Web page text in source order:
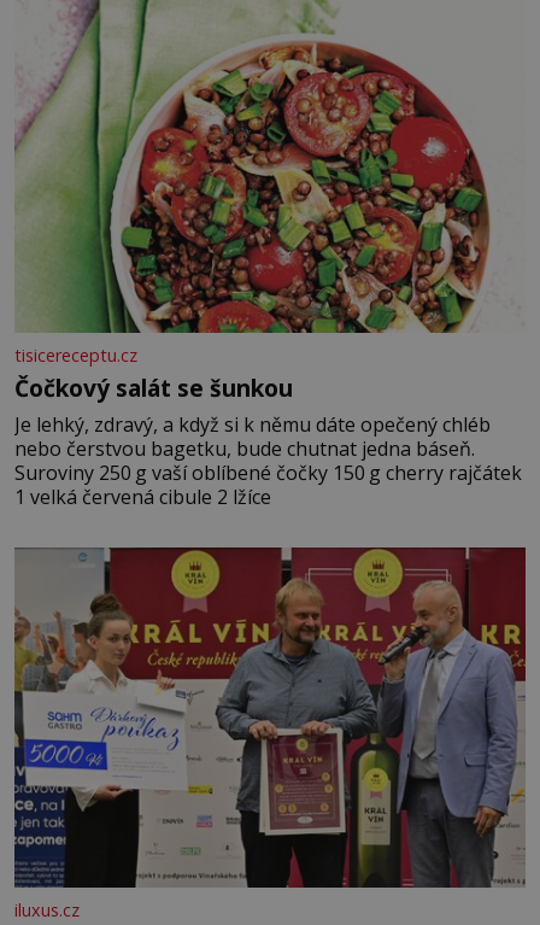
tisicereceptu.cz
Čočkový salát se šunkou
Je lehký, zdravý, a když si k němu dáte opečený chléb
nebo čerstvou bagetku, bude chutnat jedna báseň.
Suroviny 250 g vaší oblíbené čočky 150 g cherry rajčátek
1 velká červená cibule 2 lžíce
iluxus.cz